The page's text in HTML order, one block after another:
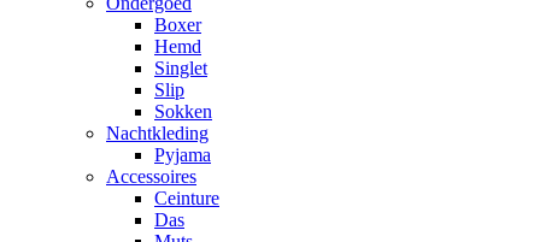
Boxer
Hemd
Singlet
Slip
Sokken
Nachtkleding
Pyjama
Accessoires
Ceinture
Das